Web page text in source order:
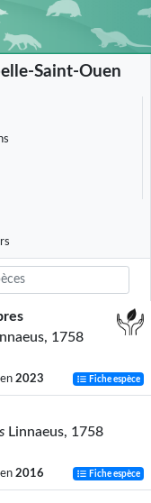
Saint-Ouen
1758
2023 Fiche espèce
Linnaeus, 1758
2016 Fiche espèce